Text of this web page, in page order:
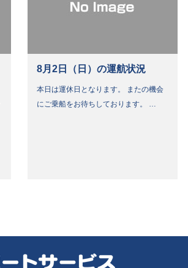
8月2日（日）の運航状況
本日は運休日となります。 またの機会
にご乗船をお待ちしております。 …